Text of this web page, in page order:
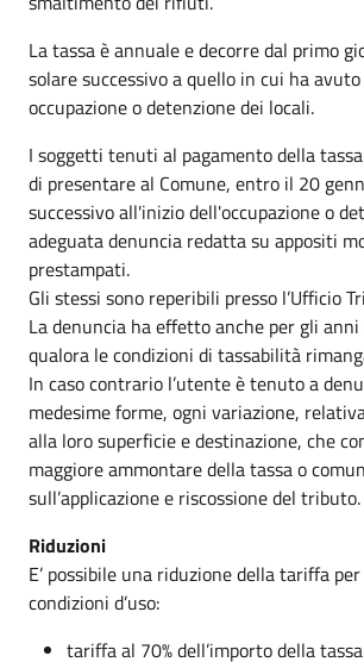
La tassa è annuale e decorre dal primo
solare successivo a quello in cui ha avuto
occupazione o detenzione dei locali.
I soggetti tenuti al pagamento della
di presentare al Comune, entro il 20
successivo all'inizio dell'occupazione o
adeguata denuncia redatta su appositi
prestampati.
Gli stessi sono reperibili presso l’Ufficio
La denuncia ha effetto anche per gli anni
qualora le condizioni di tassabilità
In caso contrario l’utente è tenuto a
medesime forme, ogni variazione,
alla loro superficie e destinazione, che
maggiore ammontare della tassa o
sull’applicazione e riscossione del tributo.
Riduzioni
E’ possibile una riduzione della tariffa
condizioni d’uso:
tariffa al 70% dell’importo della